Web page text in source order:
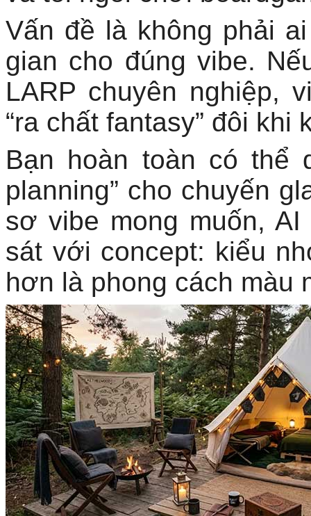
Vấn đề là không phải
gian cho đúng vibe.
LARP chuyên nghiệp,
“ra chất fantasy” đôi
Bạn hoàn toàn có thể
planning” cho chuyến
sơ vibe mong muốn,
sát với concept: kiểu
hơn là phong cách màu